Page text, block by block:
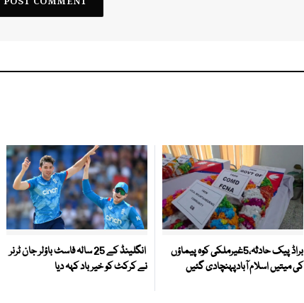
براڈ پیک حادثہ،5غیرملکی کوہ پیماؤں
کی میتیں اسلام آبادپہنچادی گئیں
انگلینڈ کے 25 سالہ فاسٹ باؤلر جان ٹرنر
نے کرکٹ کو خیر باد کہہ دیا